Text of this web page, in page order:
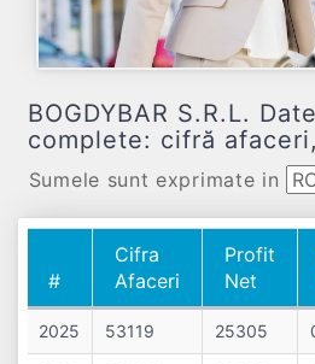
BOGDYBAR S.R.L.
complete: cifră
Sumele sunt exprimate in
#
Cifra
Afaceri
Profit
Net
#
Cifra
Afaceri
Profit
Net
2025 53119 25305